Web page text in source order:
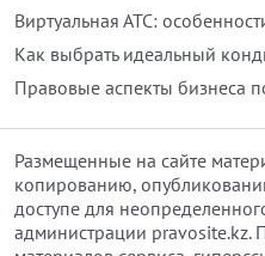
Виртуальная АТС:
Как выбрать идеальный
Правовые аспекты бизнеса
Размещенные на сайте
копированию,
доступе для
администрации pravosite.kz.